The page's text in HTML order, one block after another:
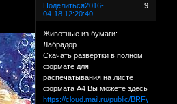
Поделиться 9
2016-
04-18 12:20:40
Животные из бумаги:
Лабрадор
Скачать развёртки в полном
формате для
распечатывания на листе
формата А4 Вы можете здесь
https://cloud.mail.ru/public/BRFy/